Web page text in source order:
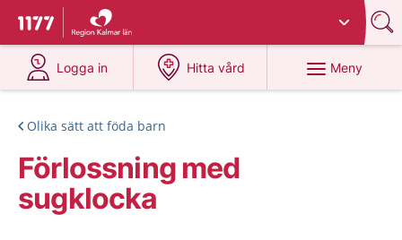
Till startsidan för 1177
Du har valt region
Logga in
på 1177.se
Hitta vård
på 1177.se
Meny
Olika sätt att föda barn
Förlossning med
sugklocka